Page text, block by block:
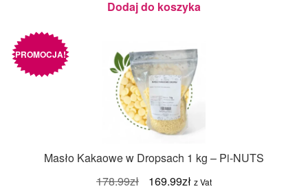
Dodaj do koszyka
Masło Kakaowe w Dropsach 1 kg – Pi-NUTS
PROMOCJA!
178.99zł
Pierwotna
169.99złAktualna
z Vat